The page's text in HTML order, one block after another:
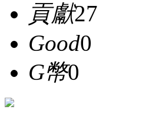
貢獻27
Good0
G幣0